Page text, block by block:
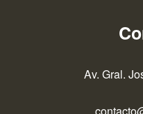
Av. Gral.